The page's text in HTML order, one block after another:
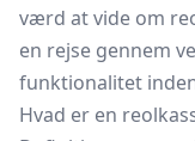
værd at vide om
en rejse gennem
funktionalitet
Hvad er en